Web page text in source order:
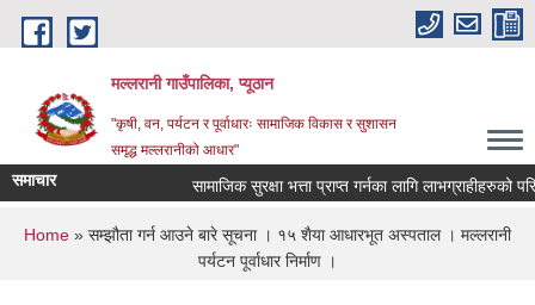
Skip to main content
मल्लरानी गाउँपालिका, प्यूठान
"कृषी, वन, पर्यटन र पूर्वाधारः सामाजिक विकास र सुशासन
समृद्ध मल्लरानीको आधार"
समाचार सामाजिक सुरक्षा भत्ता प्राप्त गर्नका लागि लाभग्राहीहरुको
You are here
Home » सम्झौता गर्न आउने बारे सूचना । १५ शैया आधारभूत अस्पताल । मल्लरानी
पर्यटन पूर्वाधार निर्माण ।